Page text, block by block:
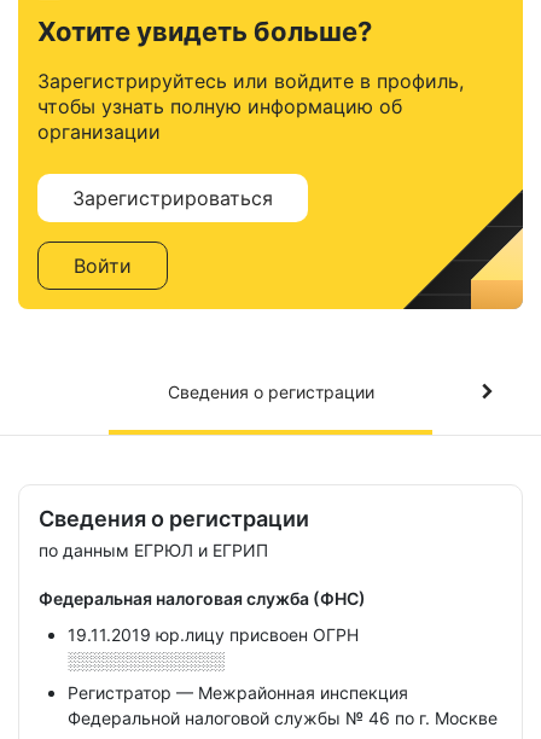
Хотите увидеть больше?
Зарегистрируйтесь или войдите в профиль,
чтобы узнать полную информацию об
организации
Зарегистрироваться
Войти
Сведения о регистрации
Сведения о регистрации
по данным ЕГРЮЛ и ЕГРИП
Федеральная налоговая служба (ФНС)
19.11.2019 юр.лицу присвоен ОГРН
░░░░░░░░░░░░░
Регистратор — Межрайонная инспекция
Федеральной налоговой службы № 46 по г. Москве